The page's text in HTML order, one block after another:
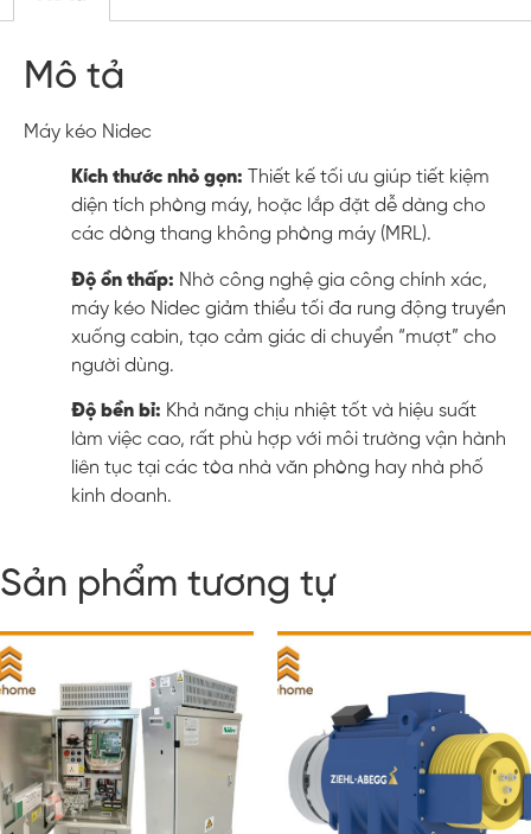
Mô tả
Máy kéo Nidec
Kích thước nhỏ gọn: Thiết kế tối ưu giúp tiết kiệm
diện tích phòng máy, hoặc lắp đặt dễ dàng cho
các dòng thang không phòng máy (MRL).
Độ ồn thấp: Nhờ công nghệ gia công chính xác,
máy kéo Nidec giảm thiểu tối đa rung động truyền
xuống cabin, tạo cảm giác di chuyển “mượt” cho
người dùng.
Độ bền bỉ: Khả năng chịu nhiệt tốt và hiệu suất
làm việc cao, rất phù hợp với môi trường vận hành
liên tục tại các tòa nhà văn phòng hay nhà phố
kinh doanh.
Sản phẩm tương tự